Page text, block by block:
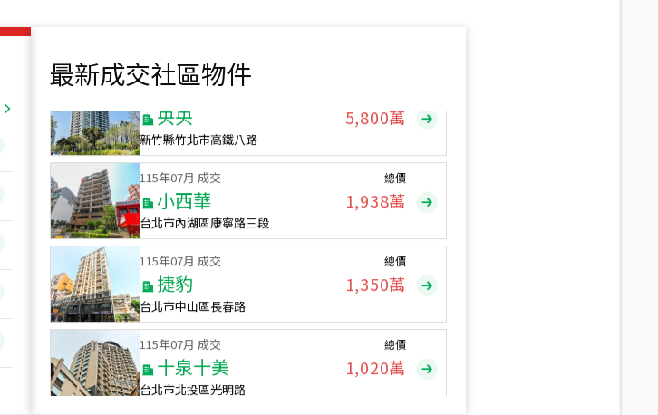
最新成交社區物件
115年07月 成交
新竹縣竹北市高鐵八路
115年07月 成交
小西華
台北市內湖區康寧路三段
總價
1,938萬
115年07月 成交
捷豹
台北市中山區長春路
總價
1,350萬
115年07月 成交
十泉十美
台北市北投區光明路
總價
1,020萬